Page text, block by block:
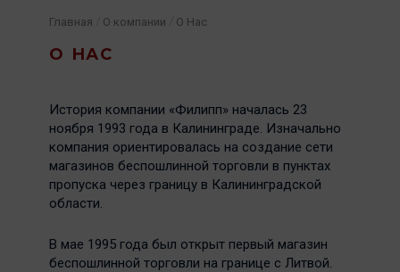
О НАС
Главная О компании О Нас
История компании «Филипп» началась 23
ноября 1993 года в Калининграде. Изначально
компания ориентировалась на создание сети
магазинов беспошлинной торговли в пунктах
пропуска через границу в Калининградской
области.
В мае 1995 года был открыт первый магазин
беспошлинной торговли на границе с Литвой.